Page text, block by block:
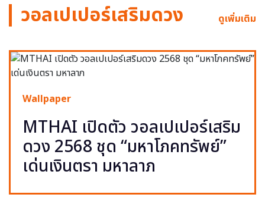
วอลเปเปอร์เสริมดวง ดูเพิ่มเติม
Wallpaper
MTHAI เปิดตัว วอลเปเปอร์เสริม
ดวง 2568 ชุด “มหาโภคทรัพย์”
เด่นเงินตรา มหาลาภ